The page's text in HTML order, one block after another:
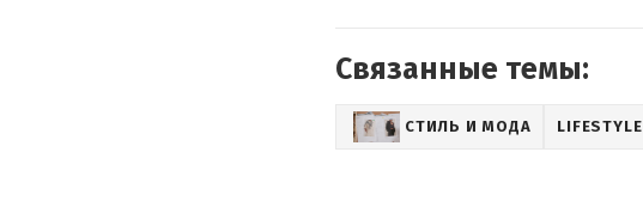
Связанные темы:
СТИЛЬ И МОДА LIFESTYLE